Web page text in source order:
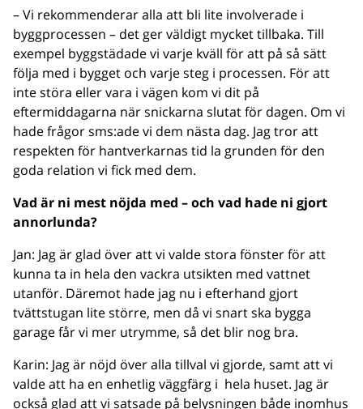
– Vi rekommenderar alla att bli lite involverade i
byggprocessen – det ger väldigt mycket tillbaka. Till
exempel byggstädade vi varje kväll för att på så sätt
följa med i bygget och varje steg i processen. För att
inte störa eller vara i vägen kom vi dit på
eftermiddagarna när snickarna slutat för dagen. Om vi
hade frågor sms:ade vi dem nästa dag. Jag tror att
respekten för hantverkarnas tid la grunden för den
goda relation vi fick med dem.
Vad är ni mest nöjda med – och vad hade ni gjort
annorlunda?
Jan: Jag är glad över att vi valde stora fönster för att
kunna ta in hela den vackra utsikten med vattnet
utanför. Däremot hade jag nu i efterhand gjort
tvättstugan lite större, men då vi snart ska bygga
garage får vi mer utrymme, så det blir nog bra.
Karin: Jag är nöjd över alla tillval vi gjorde, samt att vi
valde att ha en enhetlig väggfärg i hela huset. Jag är
också glad att vi satsade på belysningen både inomhus